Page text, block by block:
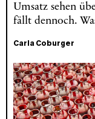
Umsatz sehen
fällt dennoch.
Carla Coburger